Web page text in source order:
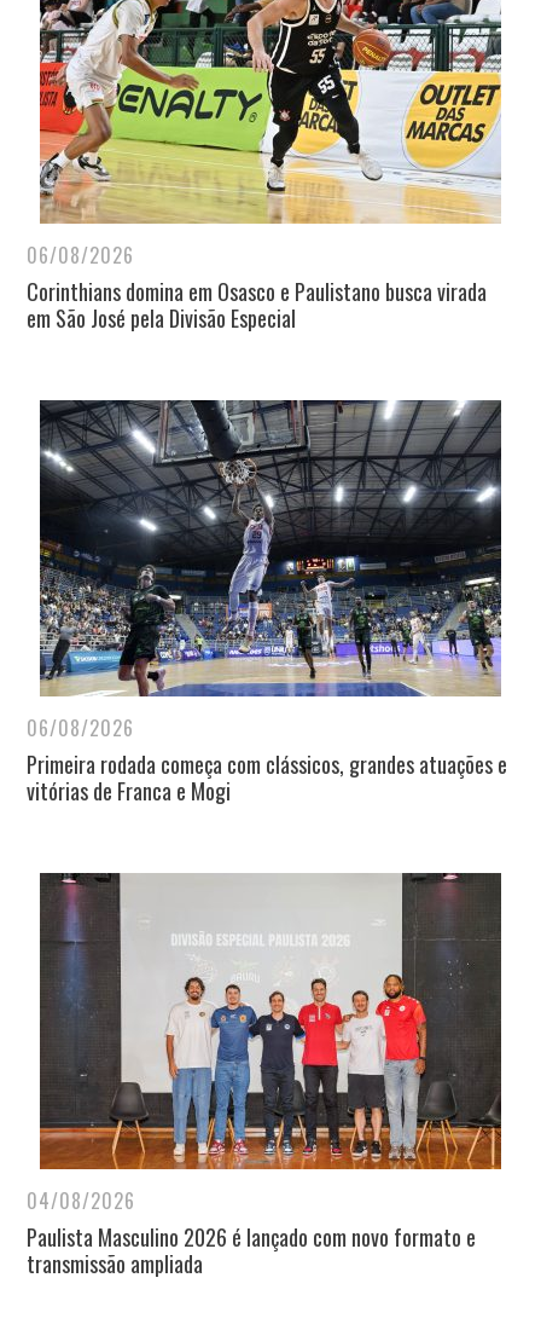
06/08/2026
Corinthians domina em Osasco e Paulistano busca virada
em São José pela Divisão Especial
06/08/2026
Primeira rodada começa com clássicos, grandes atuações e
vitórias de Franca e Mogi
04/08/2026
Paulista Masculino 2026 é lançado com novo formato e
transmissão ampliada